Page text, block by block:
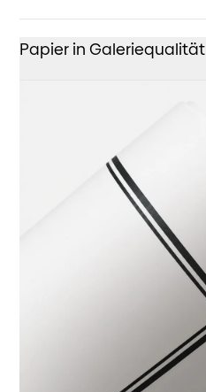
Papier in Galeriequalität